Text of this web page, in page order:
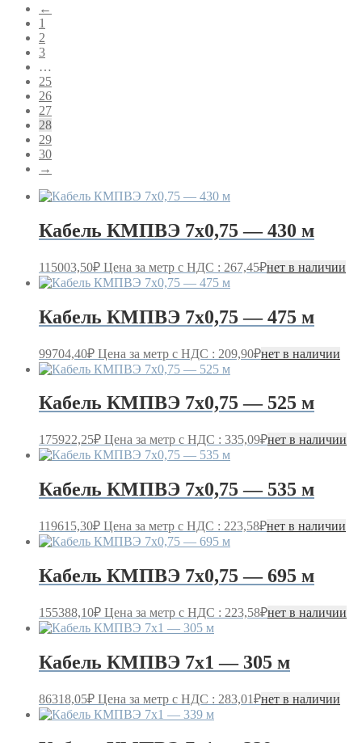
←
1
2
3
…
25
26
27
28
29
30
→
Кабель КМПВЭ 7х0,75 — 430 м
115003,50₽ Цена за метр с НДС : 267,45₽нет в наличии
Кабель КМПВЭ 7х0,75 — 475 м
99704,40₽ Цена за метр с НДС : 209,90₽нет в наличии
Кабель КМПВЭ 7х0,75 — 525 м
175922,25₽ Цена за метр с НДС : 335,09₽нет в наличии
Кабель КМПВЭ 7х0,75 — 535 м
119615,30₽ Цена за метр с НДС : 223,58₽нет в наличии
Кабель КМПВЭ 7х0,75 — 695 м
155388,10₽ Цена за метр с НДС : 223,58₽нет в наличии
Кабель КМПВЭ 7х1 — 305 м
86318,05₽ Цена за метр с НДС : 283,01₽нет в наличии